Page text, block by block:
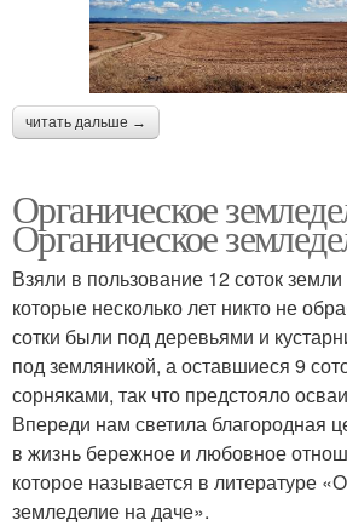
читать дальше →
Органическое
Органическое
Взяли в пользование 12 соток
которые несколько лет никто не
сотки были под деревьями и
под земляникой, а оставшиеся 9
сорняками, так что предстояло
Впереди нам светила благородная
в жизнь бережное и любовное
которое называется в литературе
земледелие на даче».